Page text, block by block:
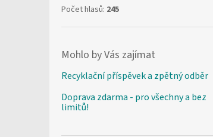
Počet hlasů: 245
Mohlo by Vás zajímat
Recyklační příspěvek a zpětný odběr
Doprava zdarma - pro všechny a bez
limitů!